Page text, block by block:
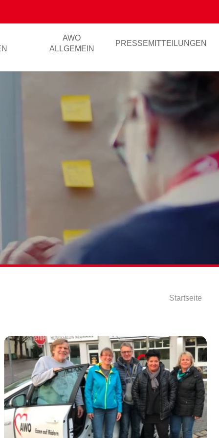
AWO
ALLGEMEIN
PRESSEMITTEILUNGEN
Startseite